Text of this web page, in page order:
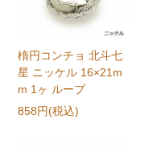
楕円コンチョ 北斗七
星 ニッケル 16×21m
m 1ヶ ループ
858円(税込)